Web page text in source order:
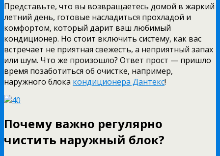
Представьте, что вы возвращаетесь домой в жаркий
летний день, готовые насладиться прохладой и
комфортом, который дарит ваш любимый
кондиционер. Но стоит включить систему, как вас
встречает не приятная свежесть, а неприятный запах
или шум. Что же произошло? Ответ прост — пришло
время позаботиться об очистке, например,
наружного блока кондиционера Дантекс!
Почему важно регулярно
чистить наружный блок?